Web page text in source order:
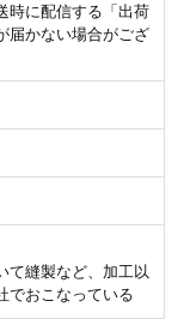
時に配信する「出荷
届かない場合がござ
て縫製など、加工以
でおこなっている